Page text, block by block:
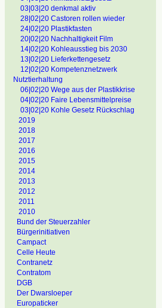
03|03|20 denkmal aktiv
28|02|20 Castoren rollen wieder
24|02|20 Plastikfasten
20|02|20 Nachhaltigkeit Film
14|02|20 Kohleausstieg bis 2030
13|02|20 Lieferkettengesetz
12|02|20 Kompetenznetzwerk
Nutztierhaltung
06|02|20 Wege aus der Plastikkrise
04|02|20 Faire Lebensmittelpreise
03|02|20 Kohle Gesetz Rückschlag
2019
2018
2017
2016
2015
2014
2013
2012
2011
2010
Bund der Steuerzahler
Bürgerinitiativen
Campact
Celle Heute
Contranetz
Contratom
DGB
Der Dwarsloeper
Europaticker